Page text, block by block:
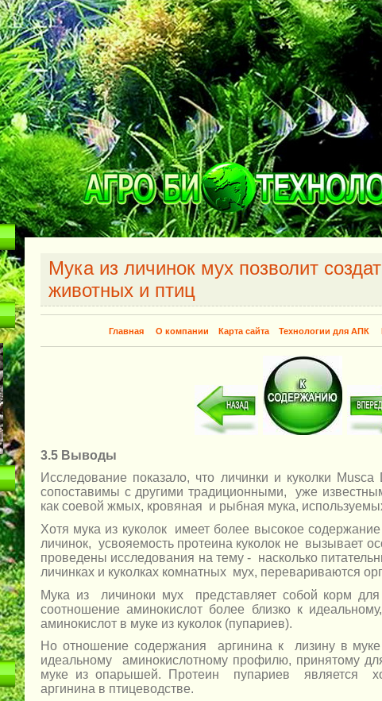
Мука из личинок мух позволит
животных и птиц
Главная О компании Карта сайта Технологии для АПК
3.5 Выводы
Исследование показало, что личинки и куколки
сопоставимы с другими традиционными, уже
как соевой жмых, кровяная и рыбная мука,
Хотя мука из куколок имеет более высокое
личинок, усвояемость протеина куколок не вызывает
проведены исследования на тему - насколько
личинках и куколках комнатных мух, перевариваются
Мука из личиноки мух представляет собой корм
соотношение аминокислот более близко к
аминокислот в муке из куколок (пупариев).
Но отношение содержания аргинина к лизину в
идеальному аминокислотному профилю, принятому
муке из опарышей. Протеин пупариев является
аргинина в птицеводстве.